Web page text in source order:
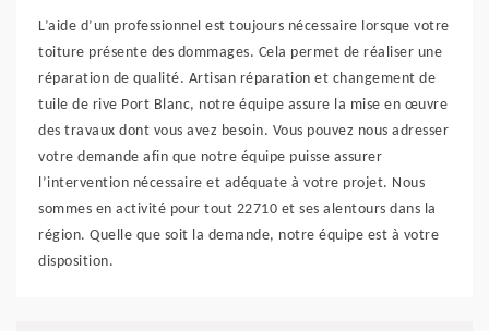
L’aide d’un professionnel est toujours nécessaire lorsque votre
toiture présente des dommages. Cela permet de réaliser une
réparation de qualité. Artisan réparation et changement de
tuile de rive Port Blanc, notre équipe assure la mise en œuvre
des travaux dont vous avez besoin. Vous pouvez nous adresser
votre demande afin que notre équipe puisse assurer
l’intervention nécessaire et adéquate à votre projet. Nous
sommes en activité pour tout 22710 et ses alentours dans la
région. Quelle que soit la demande, notre équipe est à votre
disposition.